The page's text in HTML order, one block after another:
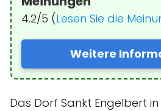
4.2/5 (Lesen Sie die
Weitere
Das Dorf Sankt Engelbert in